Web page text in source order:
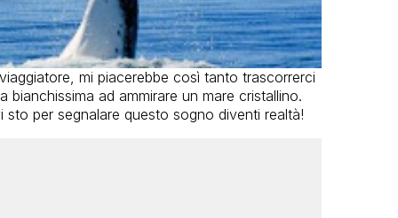
mi piacerebbe così tanto trascorrerci
ad ammirare un mare cristallino.
per segnalare questo sogno diventi realtà!